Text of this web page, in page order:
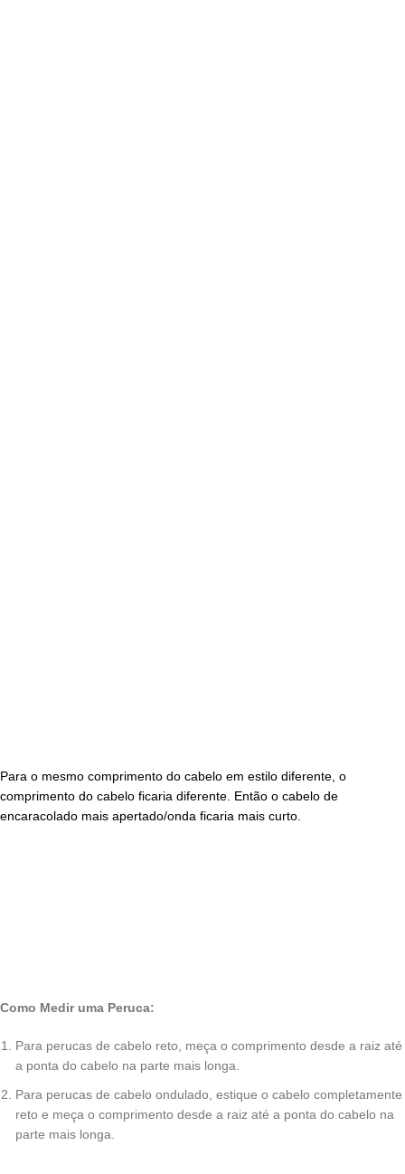
Para o mesmo comprimento do cabelo em estilo diferente, o
comprimento do cabelo ficaria diferente. Então o cabelo de
encaracolado mais apertado/onda ficaria mais curto.
Como Medir uma Peruca:
Para perucas de cabelo reto, meça o comprimento desde a raiz até
a ponta do cabelo na parte mais longa.
Para perucas de cabelo ondulado, estique o cabelo completamente
reto e meça o comprimento desde a raiz até a ponta do cabelo na
parte mais longa.